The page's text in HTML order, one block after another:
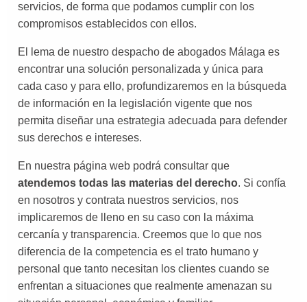
servicios, de forma que podamos cumplir con los
compromisos establecidos con ellos.
El lema de nuestro despacho de abogados Málaga es
encontrar una solución personalizada y única para
cada caso y para ello, profundizaremos en la búsqueda
de información en la legislación vigente que nos
permita diseñar una estrategia adecuada para defender
sus derechos e intereses.
En nuestra página web podrá consultar que
atendemos todas las materias del derecho. Si confía
en nosotros y contrata nuestros servicios, nos
implicaremos de lleno en su caso con la máxima
cercanía y transparencia. Creemos que lo que nos
diferencia de la competencia es el trato humano y
personal que tanto necesitan los clientes cuando se
enfrentan a situaciones que realmente amenazan su